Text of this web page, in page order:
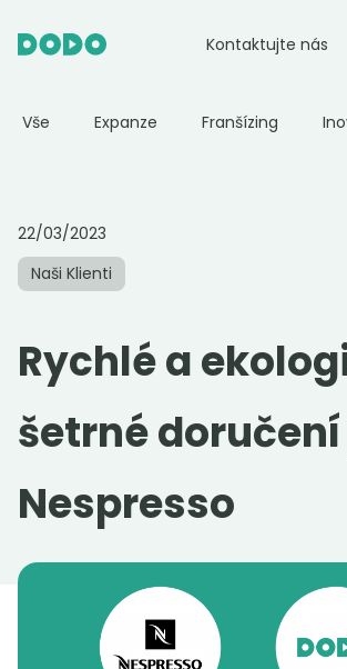
E-commerce
Restaurace
DODO Partner
O nás
Práce v DODO
idodo.cz
idodo.bg
Kontaktujte nás
Vše Expanze Franšízing
22/03/2023
Naši Klienti
Rychlé a
šetrné
Nespresso